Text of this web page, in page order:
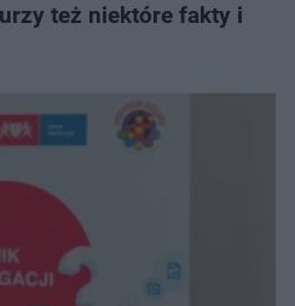
też niektóre fakty i